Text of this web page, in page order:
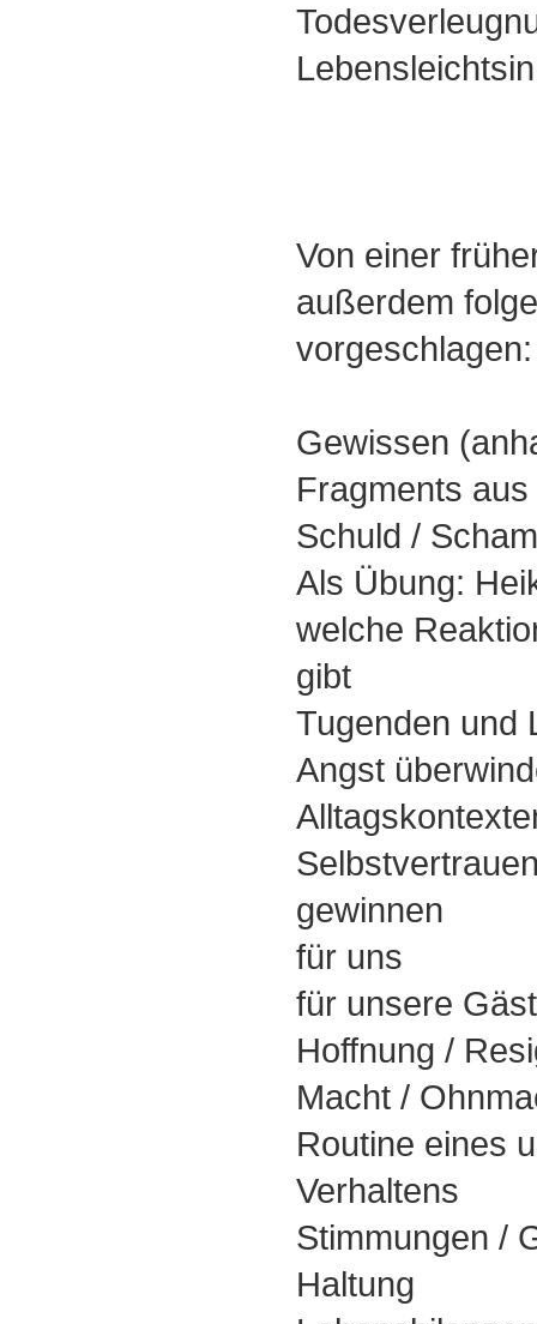
Von einer
außerdem
vorgeschlagen:
Gewissen
Fragments
Schuld /
Als Übung:
welche
gibt
Tugenden und
Angst
gewinnen
für uns
für unsere
Hoffnung /
Macht /
Routine eines
Verhaltens
Stimmungen /
Haltung